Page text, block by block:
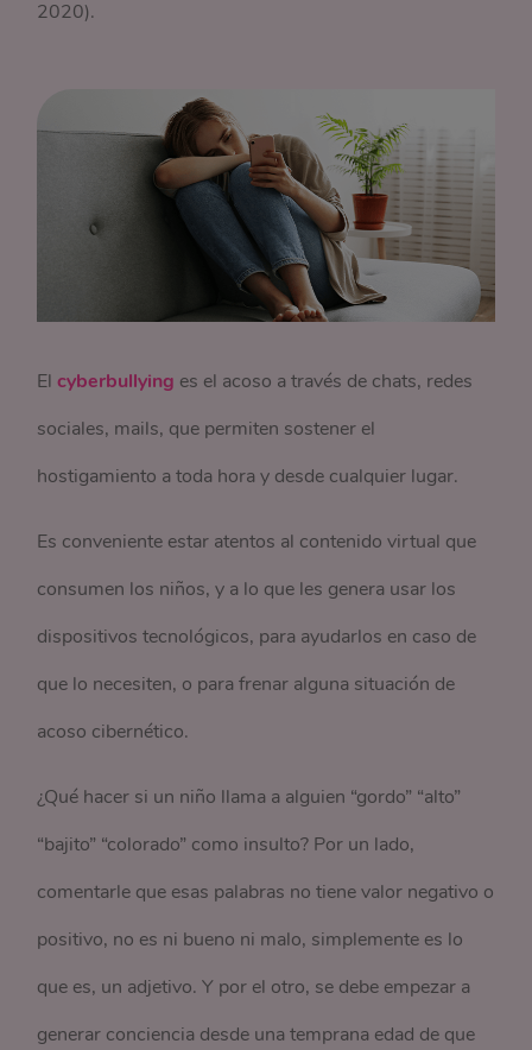
2020).
Elcyberbullying es el acoso a través de chats, redes
sociales, mails, que permiten sostener el
hostigamiento a toda hora y desde cualquier lugar.
Es conveniente estar atentos al contenido virtual que
consumen los niños, y a lo que les genera usar los
dispositivos tecnológicos, para ayudarlos en caso de
que lo necesiten, o para frenar alguna situación de
acoso cibernético.
¿Qué hacer si un niño llama a alguien “gordo” “alto”
“bajito” “colorado” como insulto? Por un lado,
comentarle que esas palabras no tiene valor negativo o
positivo, no es ni bueno ni malo, simplemente es lo
que es, un adjetivo. Y por el otro, se debe empezar a
generar conciencia desde una temprana edad de que